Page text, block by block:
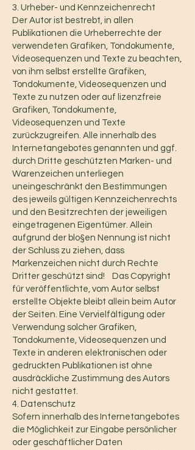
3. Urheber- und Kennzeichenrecht
Der Autor ist bestrebt, in allen
Publikationen die Urheberrechte der
verwendeten Grafiken, Tondokumente,
Videosequenzen und Texte zu beachten,
von ihm selbst erstellte Grafiken,
Tondokumente, Videosequenzen und
Texte zu nutzen oder auf lizenzfreie
Grafiken, Tondokumente,
Videosequenzen und Texte
zurückzugreifen. Alle innerhalb des
Internetangebotes genannten und ggf.
durch Dritte geschützten Marken- und
Warenzeichen unterliegen
uneingeschränkt den Bestimmungen
des jeweils gültigen Kennzeichenrechts
und den Besitzrechten der jeweiligen
eingetragenen Eigentümer. Allein
aufgrund der blo§en Nennung ist nicht
der Schluss zu ziehen, dass
Markenzeichen nicht durch Rechte
Dritter geschützt sind! Das Copyright
für veröffentlichte, vom Autor selbst
erstellte Objekte bleibt allein beim Autor
der Seiten. Eine Vervielfältigung oder
Verwendung solcher Grafiken,
Tondokumente, Videosequenzen und
Texte in anderen elektronischen oder
gedruckten Publikationen ist ohne
ausdräckliche Zustimmung des Autors
nicht gestattet.
4. Datenschutz
Sofern innerhalb des Internetangebotes
die Möglichkeit zur Eingabe persönlicher
oder geschäftlicher Daten